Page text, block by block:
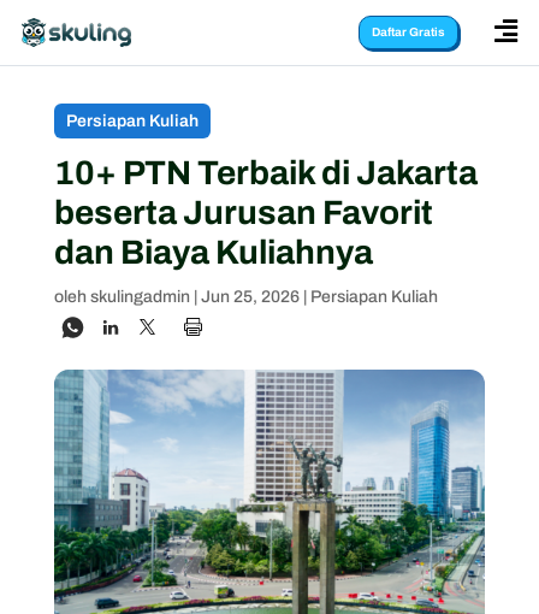
Daftar Gratis 
Persiapan Kuliah
10+ PTN Terbaik di Jakarta
beserta Jurusan Favorit
dan Biaya Kuliahnya
oleh skulingadmin Jun 25, 2026| Persiapan Kuliah